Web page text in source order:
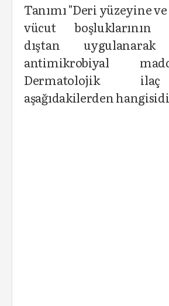
Tanımı "Deri yüzeyine ve
vücut boşluklarının
dıştan uygulanarak
antimikrobiyal
Dermatolojik
aşağıdakilerden